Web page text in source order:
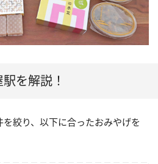
を解説！
絞り、以下に合ったおみやげを